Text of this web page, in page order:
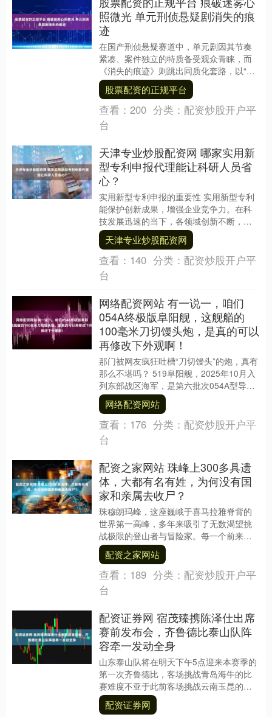
照微光 单元刑侦悬疑剧消失的痕
迹
在国产刑侦悬疑赛道中，单元剧因其节奏
紧凑、案件独立的特质备受观众青睐，而
《消失的痕迹》则跳出同质化套路，以“女
法医+女刑警”双女主搭档为切入点，将扎实
的推理逻辑....
股票配资的正规平台
查看： 200 分类： 配资炒股开户平
台
天津专业炒股配资网 哪家实用新
型专利申报代理能让科研人员省
心？
实用新型专利申报的重要性 实用新型专利
能保护创新成果，增强企业竞争力。在科
技发展迅速的当下，各领域创新不断，申
报实用新型专利可保障创新者权益，推动
技术进步。比如....
天津专业炒股配资网
查看： 140 分类： 配资炒股开户平
台
网络配资网站 有一说一，咱们
054A终极版阜阳舰，这舰艏的
100毫米刀切馒头炮，是真的可以
再修改下外观啊！
那门被网友疯狂吐槽“刀切馒头”的炮，真有
那么不堪吗？ 519阜阳舰，2025年10月入
列东部战区海军，是第六批次054A型导弹
护卫舰的“头牌”。 同年11月，5....
网络配资网站
查看： 176 分类： 配资炒股开户平
台
配资之家网站 珠峰上300多具遗
体，大都有名有姓，为何没有国
家和亲属去收尸？
珠穆朗玛峰，这座巍峨于喜马拉雅脊背的
世界第一高峰，多年来吸引了无数渴望挑
战极限的登山者与冒险家。每一个前来的
人都怀揣着同样的梦想：站在地球之巅，
俯瞰那无边的云海....
配资之家网站
查看： 189 分类： 配资炒股开户平
台
配资证券网 宿茂臻携陈泽仕出席
赛前发布会，齐鲁德比泰山队阵
容牵一发动全身
山东泰山队将在明天下午5点迎来本赛季的
第一次齐鲁德比，客场挑战青岛海牛的比
赛难度不亚于此前客场挑战云南玉昆的比
赛。新赛季青岛海牛在场上的表现让人耳
目一新，虽然球....
配资证券网